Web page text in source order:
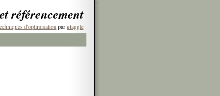
référencement
d'optimisation par#taggle